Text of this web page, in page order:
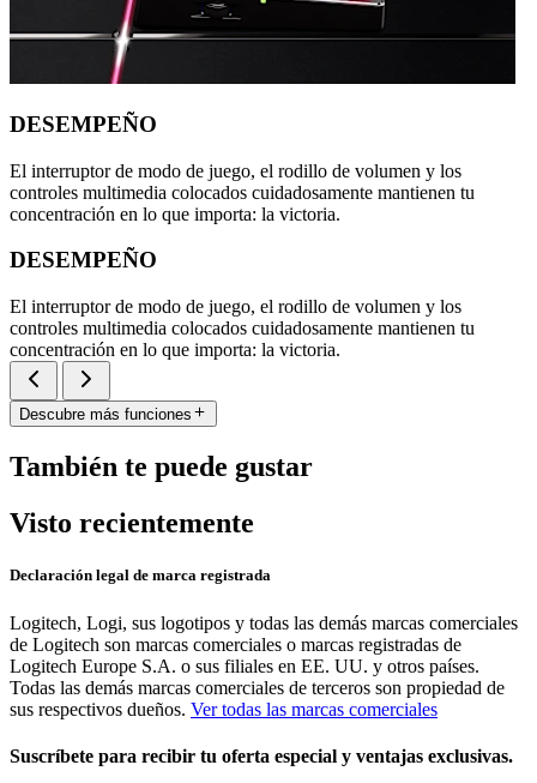
DESEMPEÑO
El interruptor de modo de juego, el rodillo de volumen y los
controles multimedia colocados cuidadosamente mantienen tu
concentración en lo que importa: la victoria.
DESEMPEÑO
El interruptor de modo de juego, el rodillo de volumen y los
controles multimedia colocados cuidadosamente mantienen tu
concentración en lo que importa: la victoria.
Descubre más funciones
También te puede gustar
Visto recientemente
Declaración legal de marca registrada
Logitech, Logi, sus logotipos y todas las demás marcas comerciales
de Logitech son marcas comerciales o marcas registradas de
Logitech Europe S.A. o sus filiales en EE. UU. y otros países.
Todas las demás marcas comerciales de terceros son propiedad de
sus respectivos dueños. Ver todas las marcas comerciales
Suscríbete para recibir tu oferta especial y ventajas exclusivas.